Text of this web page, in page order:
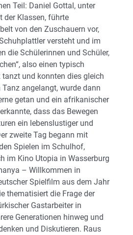
Teil: Daniel Gottal, unter
der Klassen, führte
von den Zuschauern vor,
versteht und im
die Schülerinnen und Schüler,
also einen typisch
und konnten dies gleich
angelangt, wurde dann
getan und ein afrikanischer
dass das Bewegen
ein lebenslustiger und
zweite Tag begann mit
Spielen im Schulhof,
im Kino Utopia in Wasserburg
– Willkommen in
Spielfilm aus dem Jahr
thematisiert die Frage der
Gastarbeiter in
Generationen hinweg und
und Diskutieren. Raus